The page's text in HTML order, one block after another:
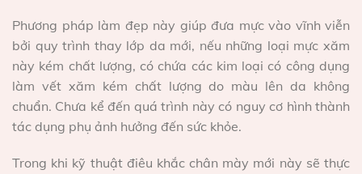
Phương pháp làm đẹp này giúp đưa mực vào vĩnh viễn
bởi quy trình thay lớp da mới, nếu những loại mực xăm
này kém chất lượng, có chứa các kim loại có công dụng
làm vết xăm kém chất lượng do màu lên da không
chuẩn. Chưa kể đến quá trình này có nguy cơ hình thành
tác dụng phụ ảnh hưởng đến sức khỏe.
Trong khi kỹ thuật điêu khắc chân mày mới này sẽ thực